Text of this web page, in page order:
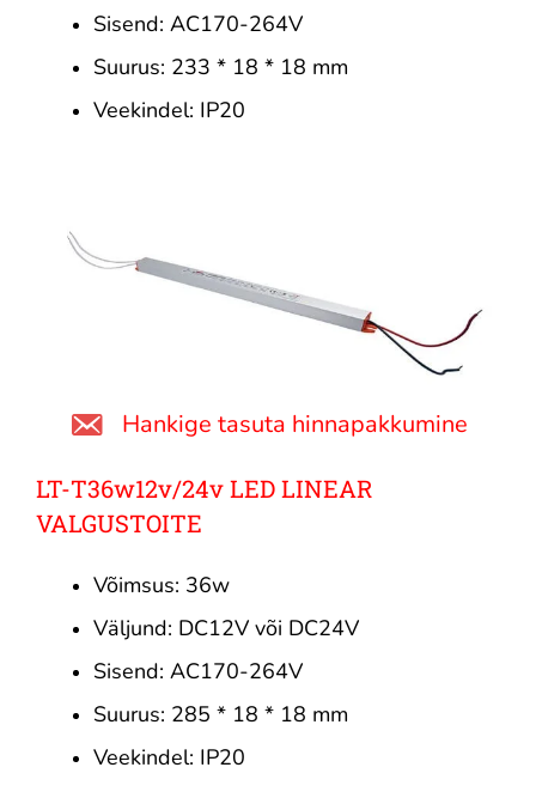
Sisend: AC170-264V
Suurus: 233 * 18 * 18 mm
Veekindel: IP20
Hankige tasuta hinnapakkumine
LT-T36w12v/24v LED LINEAR
VALGUSTOITE
Võimsus: 36w
Väljund: DC12V või DC24V
Sisend: AC170-264V
Suurus: 285 * 18 * 18 mm
Veekindel: IP20